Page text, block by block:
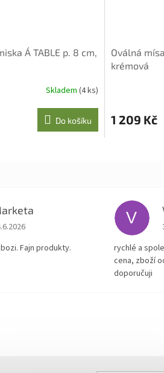
Á TABLE p. 8 cm,
Skladem (4 ks)
Do košíku
Oválná
krémová
1 209 Kč
obchodu je 5 z 5 hvězdiček.
Fajn produkty.
V
rychlé a
cena, zboží
doporučuji